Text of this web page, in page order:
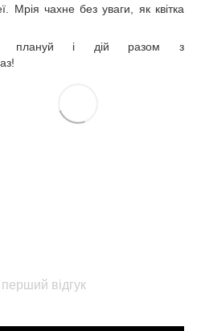
Мрія чахне без уваги, як квітка
плануй і дій разом з
відгук